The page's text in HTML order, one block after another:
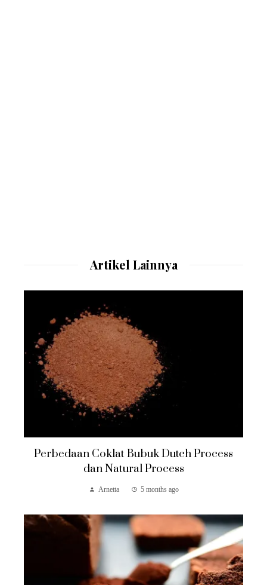
Artikel Lainnya
Perbedaan Coklat Bubuk Dutch Process
dan Natural Process
Arnetta 5 months ago